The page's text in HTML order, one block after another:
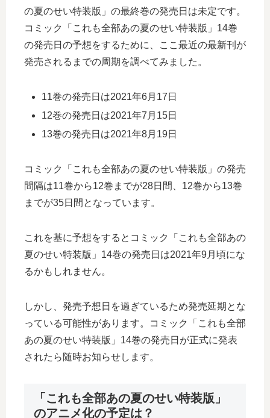
の夏のせい特装版」の最終巻の発売日は未定です。
コミック「これも全部あの夏のせい特装版」14巻
の発売日の予想をするために、ここ最近の最新刊が
発売されるまでの周期を調べてみました。
11巻の発売日は2021年6月17日
12巻の発売日は2021年7月15日
13巻の発売日は2021年8月19日
コミック「これも全部あの夏のせい特装版」の発売
間隔は11巻から12巻までが28日間、12巻から13巻
までが35日間となっています。
これを基に予想をするとコミック「これも全部あの
夏のせい特装版」14巻の発売日は2021年9月頃にな
るかもしれません。
しかし、発売予想日を過ぎているため発売延期とな
っている可能性があります。コミック「これも全部
あの夏のせい特装版」14巻の発売日が正式に発表
されたら随時お知らせします。
「これも全部あの夏のせい特装版」
のアニメ化の予定は？